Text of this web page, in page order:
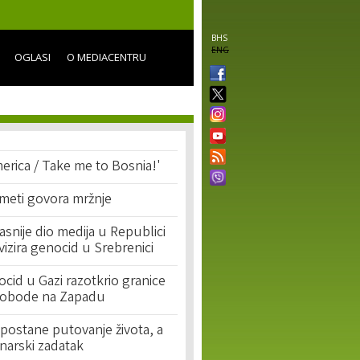
BHS
ENG
OGLASI O MEDIACENTRU
/ Take me to Bosnia!'
govora mržnje
dio medija u Republici
genocid u Srebrenici
u Gazi razotkrio granice
na Zapadu
putovanje života, a
zadatak